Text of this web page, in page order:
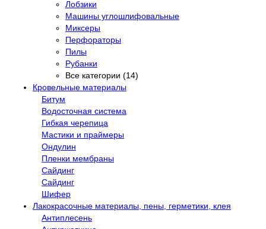
Лобзики
Машины углошлифовальные
Миксеры
Перфораторы
Пилы
Рубанки
Все категории (14)
Кровельные материалы
Битум
Водосточная система
Гибкая черепица
Мастики и праймеры
Ондулин
Пленки мембраны
Сайдинг
Сайдинг
Шифер
Лакокрасочные материалы, пены, герметики, клея
Антиплесень